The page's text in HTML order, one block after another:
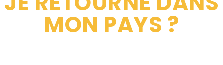
MON PAYS ?